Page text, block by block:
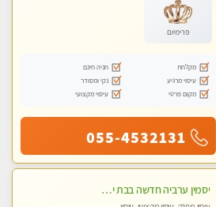
פרימיום
מקלחת
חניה חינם
עיסוי מרגיע
נקי ומסודר
מקום פרטי
עיסוי מקצועי
055-4532131
יסמין ערביה חדשה בבת ים חדש חדש .כל סוגי העיסויים במקום הכי מושלם בעיר בת ים . highly recommended..new in the city